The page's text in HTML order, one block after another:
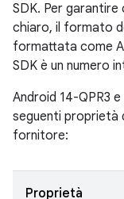
SDK. Per
chiaro, il formato
formattata come
SDK è un numero
Android 14-QPR3
seguenti proprietà
fornitore:
Proprietà